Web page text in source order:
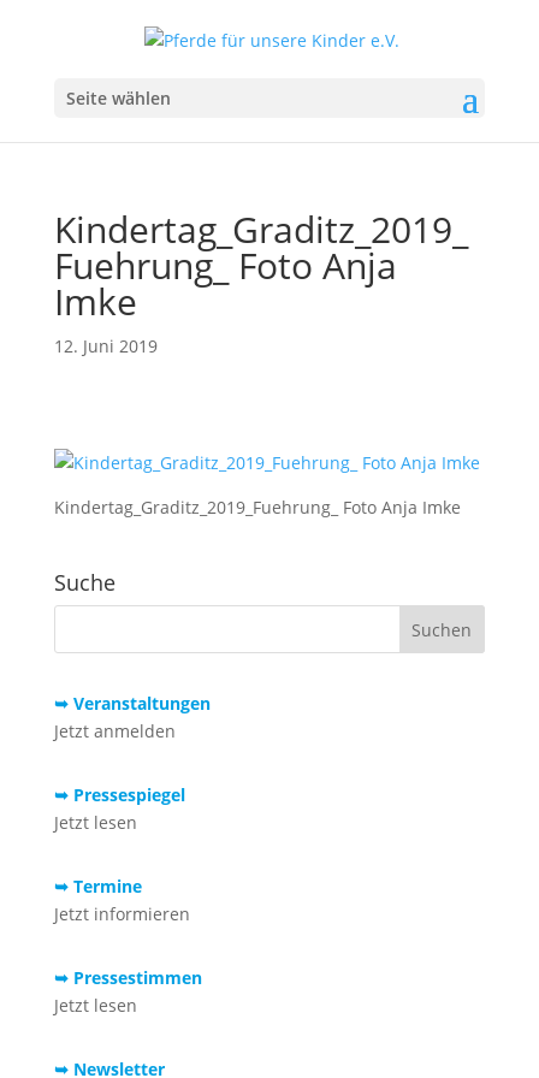
Seite wählen
Kindertag_Graditz_2019_
Fuehrung_ Foto Anja
Imke
12. Juni 2019
Kindertag_Graditz_2019_Fuehrung_ Foto Anja Imke
Suche
➥ Veranstaltungen
Jetzt anmelden
➥ Pressespiegel
Jetzt lesen
➥ Termine
Jetzt informieren
➥ Pressestimmen
Jetzt lesen
➥ Newsletter